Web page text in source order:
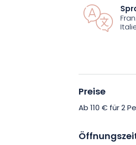
So hält
bereit, die
Programm
Der Service im
Zwischen
Preise
Ab 110 € für 2